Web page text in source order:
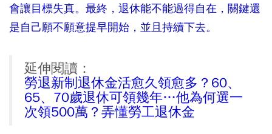
會讓目標失真。最終，退休能不能過得自在，關鍵還
是自己願不願意提早開始，並且持續下去。
延伸閱讀：
勞退新制退休金活愈久領愈多？60、
65、70歲退休可領幾年…他為何選一
次領500萬？弄懂勞工退休金